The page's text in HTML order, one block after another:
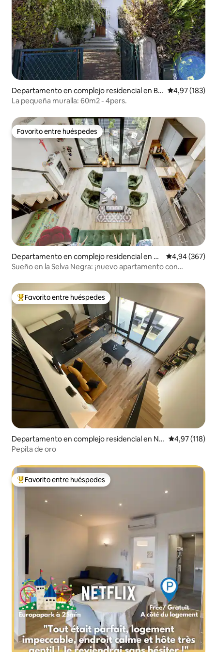
Departamento en complejo residencial en Be
nfeld
Calificación
4,97 (183)
La pequeña muralla: 60m2 - 4pers.
Favorito entre huéspedes
Favorito entre huéspedes
Departamento en complejo residencial en N
euried
Calificación
4,94 (367)
Sueño en la Selva Negra: ¡nuevo apartamento con
Favorito entre los huéspedes más destacados
Favorito entre huéspedes
Departamento en complejo residencial en Ne
uried
Calificación
4,97 (118)
Pepita de oro
Favorito entre los huéspedes más destacados
Favorito entre huéspedes